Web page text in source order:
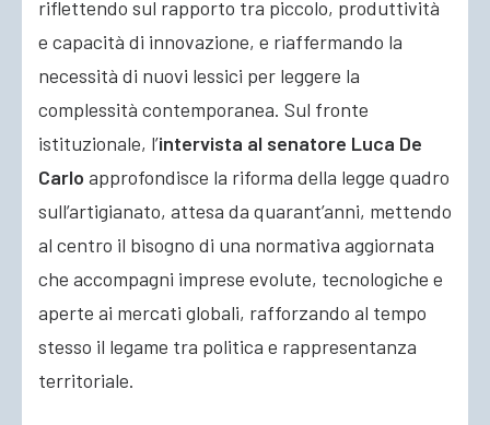
riflettendo sul rapporto tra piccolo, produttività
e capacità di innovazione, e riaffermando la
necessità di nuovi lessici per leggere la
complessità contemporanea. Sul fronte
istituzionale, l’intervista al senatore Luca De
Carlo approfondisce la riforma della legge quadro
sull’artigianato, attesa da quarant’anni, mettendo
al centro il bisogno di una normativa aggiornata
che accompagni imprese evolute, tecnologiche e
aperte ai mercati globali, rafforzando al tempo
stesso il legame tra politica e rappresentanza
territoriale.